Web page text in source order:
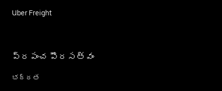
Uber Freight
ప్రపంచ పౌరసత్వం
భద్రత